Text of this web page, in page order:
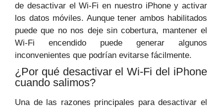
de desactivar el Wi-Fi en nuestro iPhone y activar
los datos móviles. Aunque tener ambos habilitados
puede que no nos deje sin cobertura, mantener el
Wi-Fi encendido puede generar algunos
inconvenientes que podrían evitarse fácilmente.
¿Por qué desactivar el Wi-Fi del iPhone
cuando salimos?
Una de las razones principales para desactivar el